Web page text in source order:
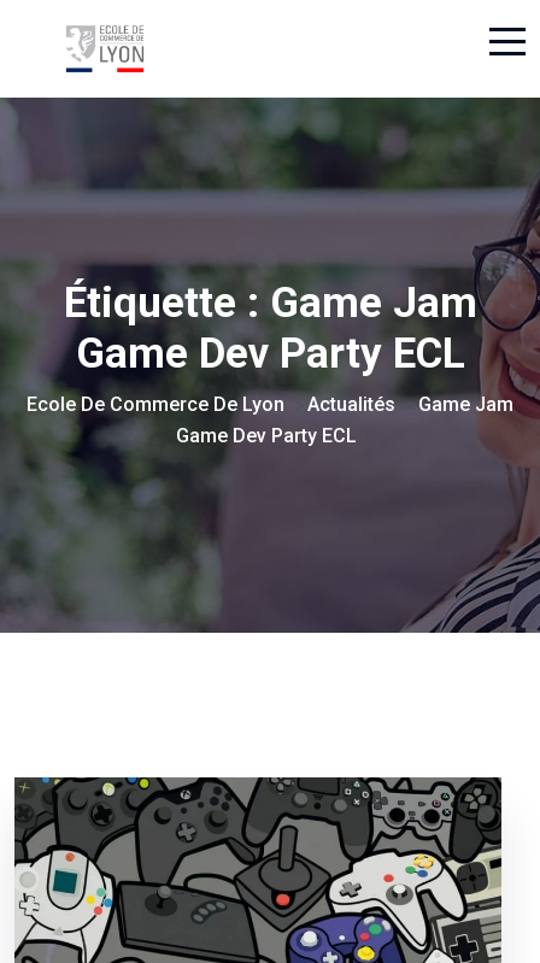
Étiquette : Game Jam
Game Dev Party ECL
Ecole De Commerce De Lyon Actualités >Game Jam
Game Dev Party ECL